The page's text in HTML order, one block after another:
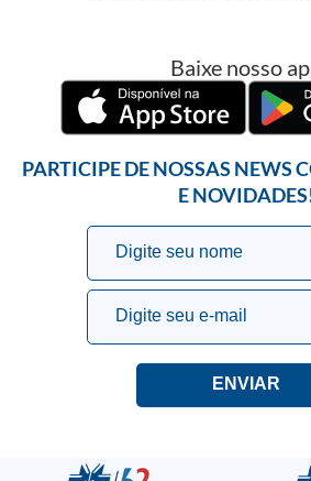
Baixe nosso
PARTICIPE DE NOSSAS NEWS
E